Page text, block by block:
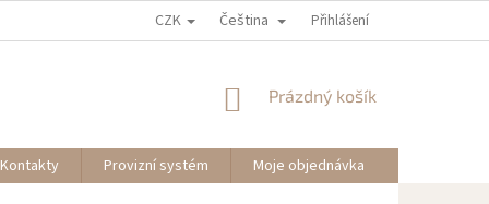
CZK Čeština Přihlášení
NÁKUPNÍ
Prázdný košík
Kontakty Provizní systém
Moje objednávka